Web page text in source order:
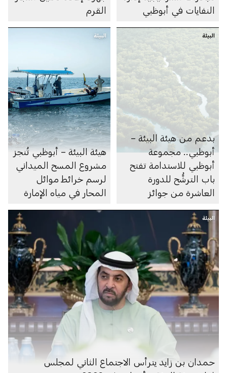
النفايات في أبوظبي
القرم
البيئة
بدعم من هيئة البيئة –
أبوظبي.. مجموعة
أبوظبي للاستدامة تفتح
باب الترشُّح للدورة
العاشرة من جوائز
البيئة
هيئة البيئة – أبوظبي تُنجز
مشروع المسح الميداني
لرسم خرائط موائل
المحار في مياه الإمارة
البيئة
حمدان بن زايد يترأس الاجتماع الثاني لمجلس